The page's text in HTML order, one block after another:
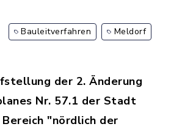
Bauleitverfahren Meldorf
der 2. Änderung
Nr. 57.1 der Stadt
"nördlich der